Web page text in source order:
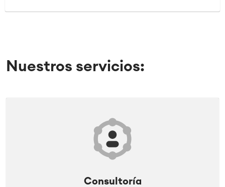
Nuestros servicios:
Consultoría